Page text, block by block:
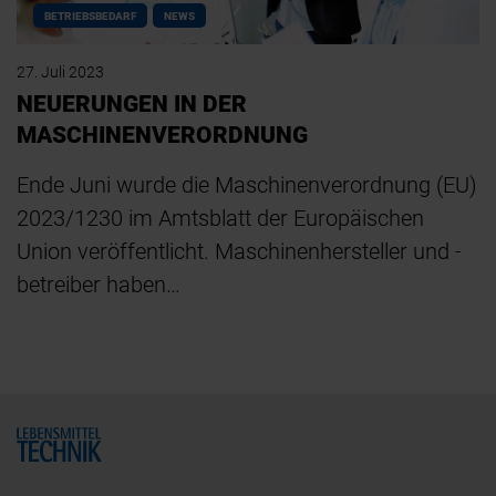
BETRIEBSBEDARF NEWS
27. Juli 2023
NEUERUNGEN IN DER
MASCHINENVERORDNUNG
Ende Juni wurde die Maschinenverordnung (EU)
2023/1230 im Amtsblatt der Europäischen
Union veröffentlicht. Maschinenhersteller und -
betreiber haben…
Home